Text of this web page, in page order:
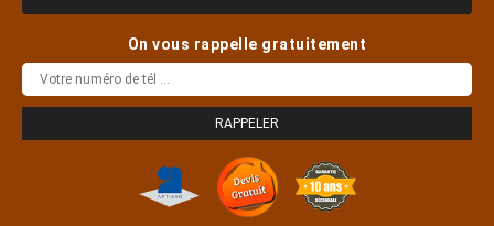
On vous rappelle gratuitement